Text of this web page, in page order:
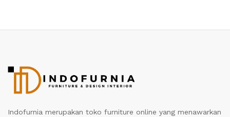
Indofurnia merupakan toko furniture online yang menawarkan